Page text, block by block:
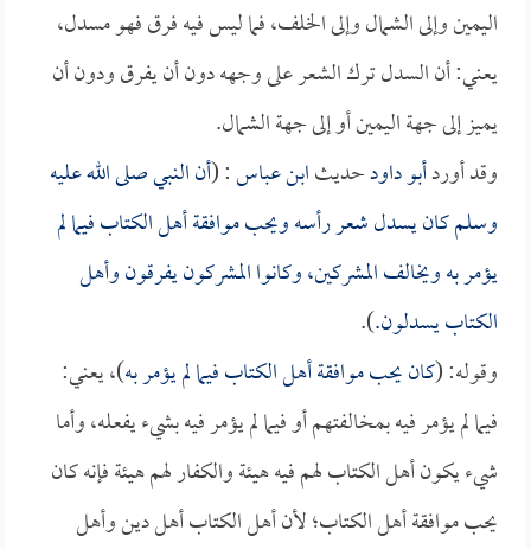
اليمين وإلى الشمال وإلى الخلف، فما ليس فيه فرق فهو مسدل،
يعني: أن السدل ترك الشعر على وجهه دون أن يفرق ودون أن
يميز إلى جهة اليمين أو إلى جهة الشمال.
وقد أوردأبو داودحديثابن عباس: (أن النبي صلى الله عليه
وسلم كان يسدل شعر رأسه ويحب موافقة أهل الكتاب فيما لم
يؤمر به ويخالف المشركين، وكانوا المشركون يفرقون وأهل
الكتاب يسدلون.).
وقوله: (كان يحب موافقة أهل الكتاب فيما لم يؤمر به)، يعني:
فيما لم يؤمر فيه بمخالفتهم أو فيما لم يؤمر فيه بشيء يفعله، وأما
شيء يكون أهل الكتاب لهم فيه هيئة والكفار لهم هيئة فإنه كان
يحب موافقة أهل الكتاب؛ لأن أهل الكتاب أهل دين وأهل